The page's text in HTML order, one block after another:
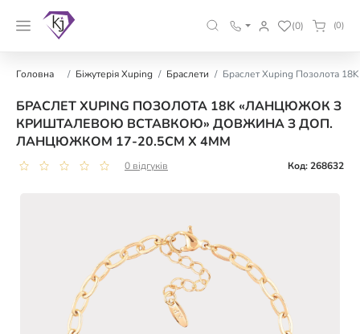
(0) (0)
Головна Біжутерія Xuping Браслети Браслет Xuping Позолота
БРАСЛЕТ XUPING ПОЗОЛОТА 18K «ЛАНЦЮЖОК З
КРИШТАЛЕВОЮ ВСТАВКОЮ» ДОВЖИНА З ДОП.
ЛАНЦЮЖКОМ 17-20.5СМ Х 4ММ
0 відгуків Код: 268632